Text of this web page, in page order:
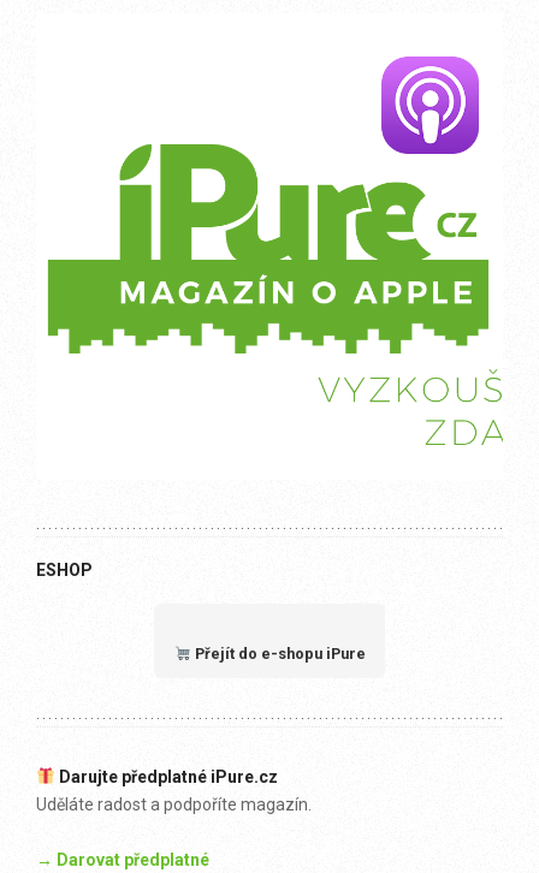
ESHOP
Přejít do e-shopu iPure
Darujte předplatné iPure.cz
Uděláte radost a podpoříte magazín.
→ Darovat předplatné